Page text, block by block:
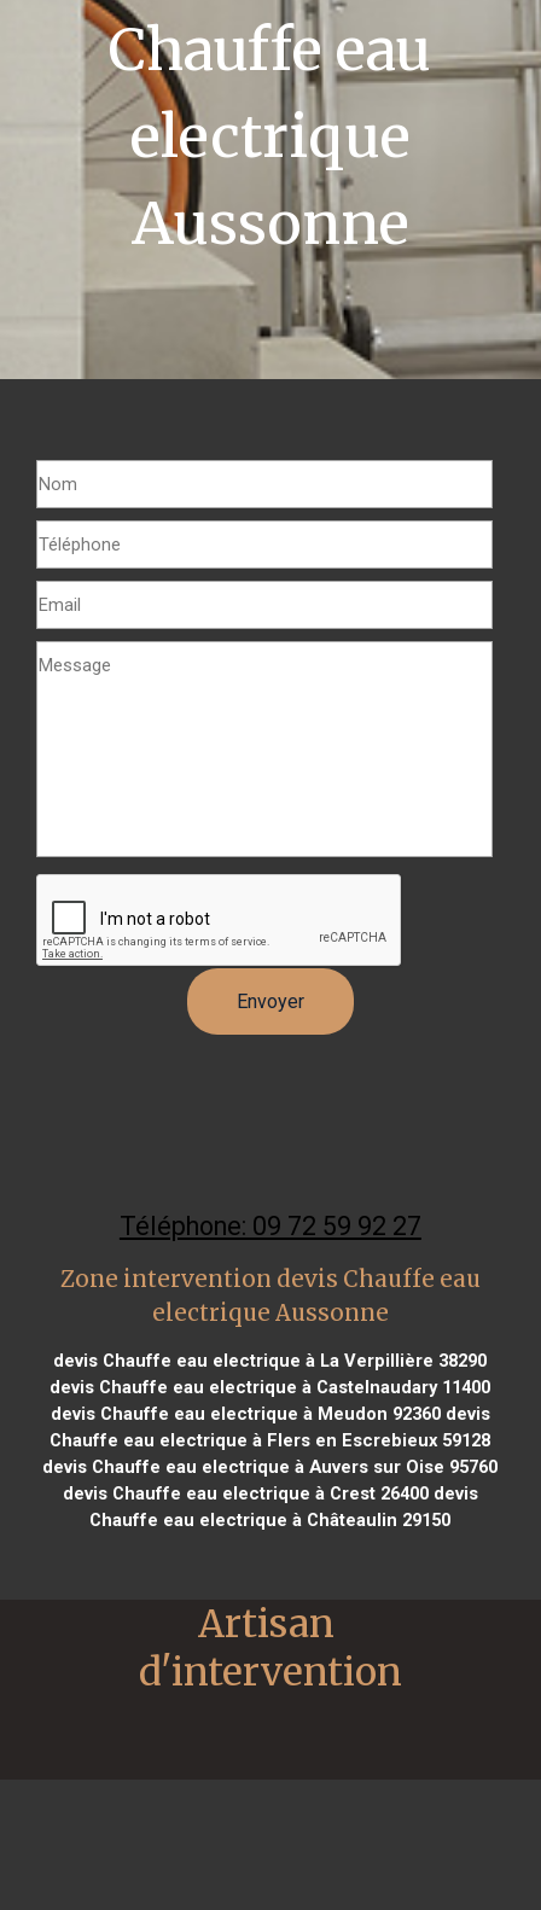
Chauffe eau
electrique
Aussonne
Téléphone: 09 72 59 92 27
Zone intervention devis Chauffe eau
electrique Aussonne
devis Chauffe eau electrique à La Verpillière 38290
devis Chauffe eau electrique à Castelnaudary 11400
devis Chauffe eau electrique à Meudon 92360devis
Chauffe eau electrique à Flers en Escrebieux 59128
devis Chauffe eau electrique à Auvers sur Oise 95760
devis Chauffe eau electrique à Crest 26400devis
Chauffe eau electrique à Châteaulin 29150
Artisan
d'intervention